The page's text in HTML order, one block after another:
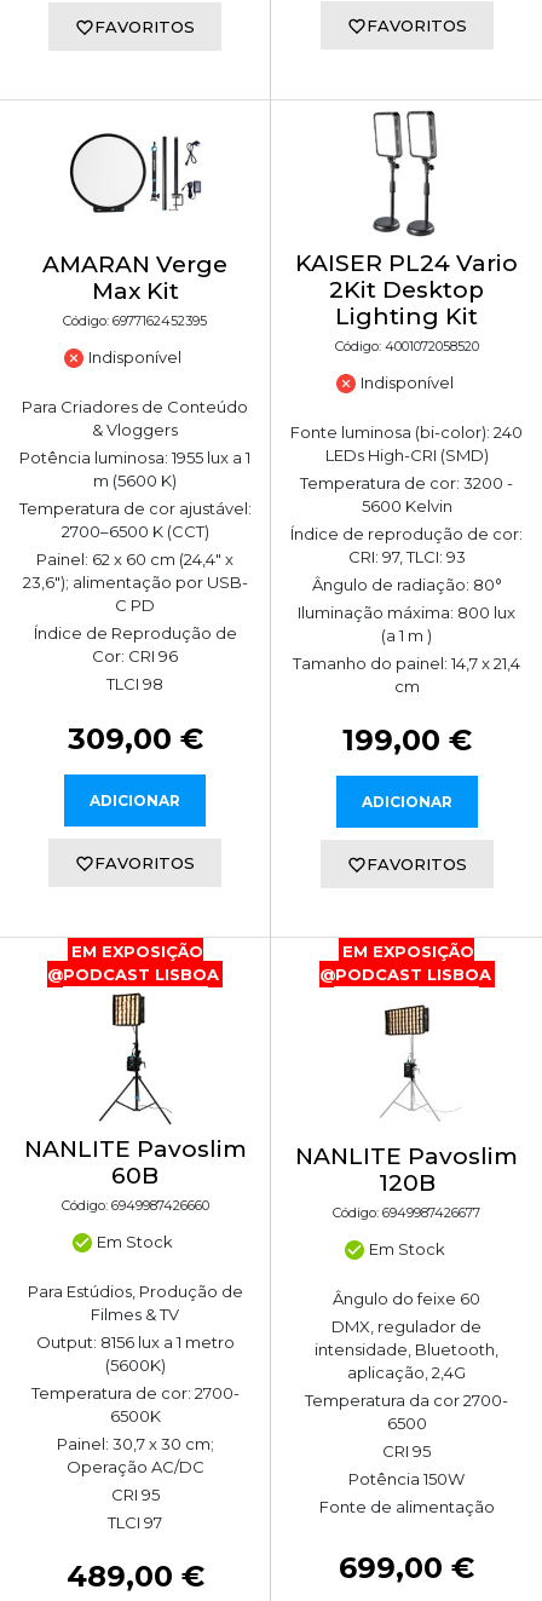
FAVORITOS FAVORITOS
AMARAN Verge
Max Kit
Código: 6977162452395
Indisponível
Para Criadores de Conteúdo
& Vloggers
Potência luminosa: 1955 lux a 1
m (5600 K)
Temperatura de cor ajustável:
2700–6500 K (CCT)
Painel: 62 x 60 cm (24,4" x
23,6"); alimentação por USB-
C PD
Índice de Reprodução de
Cor: CRI 96
TLCI 98
309,00 €
ADICIONAR
FAVORITOS
KAISER PL24 Vario
2Kit Desktop
Lighting Kit
Código: 4001072058520
Indisponível
Fonte luminosa (bi-color): 240
LEDs High-CRI (SMD)
Temperatura de cor: 3200 -
5600 Kelvin
Índice de reprodução de cor:
CRI: 97, TLCI: 93
Ângulo de radiação: 80°
Iluminação máxima: 800 lux
(a 1 m )
Tamanho do painel: 14,7 x 21,4
cm
199,00 €
ADICIONAR
FAVORITOS
EM EXPOSIÇÃO
@PODCAST LISBOA
NANLITE Pavoslim
60B
Código: 6949987426660
Em Stock
Para Estúdios, Produção de
Filmes & TV
Output: 8156 lux a 1 metro
(5600K)
Temperatura de cor: 2700-
6500K
Painel: 30,7 x 30 cm;
Operação AC/DC
CRI 95
TLCI 97
489,00 €
EM EXPOSIÇÃO
@PODCAST LISBOA
NANLITE Pavoslim
120B
Código: 6949987426677
Em Stock
Ângulo do feixe 60
DMX, regulador de
intensidade, Bluetooth,
aplicação, 2,4G
Temperatura da cor 2700-
6500
CRI 95
Potência 150W
Fonte de alimentação
699,00 €